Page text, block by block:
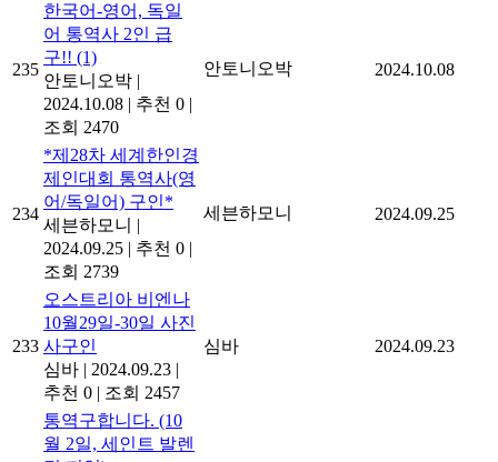
235
한국어-영어, 독일
어 통역사 2인 급
구!! (1)
안토니오박 |
2024.10.08 | 추천 0 |
조회 2470
안토니오박 2024.10.08
234
*제28차 세계한인경
제인대회 통역사(영
어/독일어) 구인*
세븐하모니 |
2024.09.25 | 추천 0 |
조회 2739
세븐하모니 2024.09.25
233
오스트리아 비엔나
10월29일-30일 사진
사구인
심바 | 2024.09.23 |
추천 0 | 조회 2457
심바 2024.09.23
통역구합니다. (10
월 2일, 세인트 발렌